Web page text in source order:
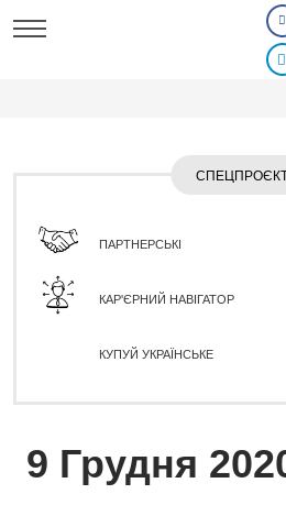
ПАРТНЕРСЬКІ
КАР'ЄРНИЙ НАВІГАТОР
КУПУЙ УКРАЇНСЬКЕ
9 Грудня